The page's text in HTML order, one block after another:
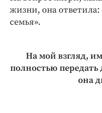
жизни, она
семья».
На мой взгляд,
полностью передать
она